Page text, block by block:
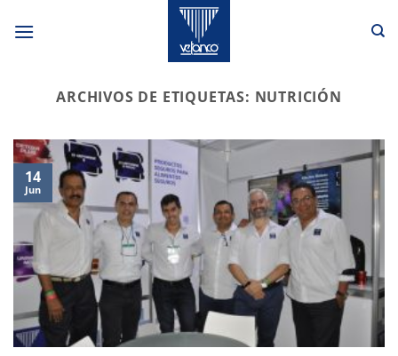
ARCHIVOS DE ETIQUETAS: NUTRICIÓN
14
Jun